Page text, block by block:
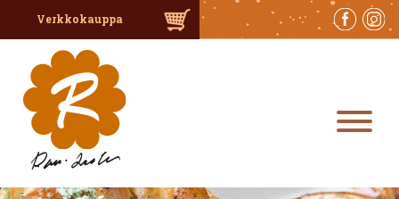
In English
Verkkokauppa